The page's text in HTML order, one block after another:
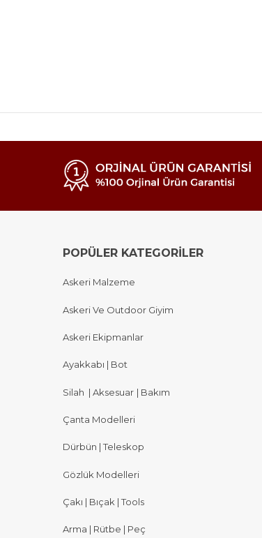
POPÜLER KATEGORİLER
Askeri Malzeme
Askeri Ve Outdoor Giyim
Askeri Ekipmanlar
Ayakkabı | Bot
Silah | Aksesuar | Bakım
Çanta Modelleri
Dürbün | Teleskop
Gözlük Modelleri
Çakı | Bıçak | Tools
Arma | Rütbe | Peç